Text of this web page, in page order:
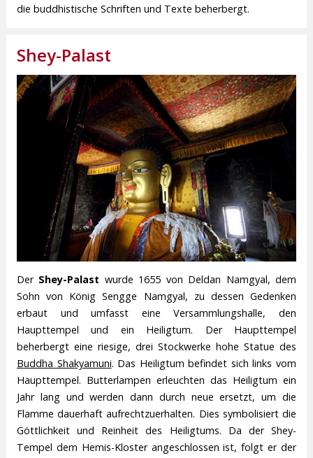
die buddhistische Schriften und Texte beherbergt.
Shey-Palast
Der Shey-Palast wurde 1655 von Deldan Namgyal, dem
Sohn von König Sengge Namgyal, zu dessen Gedenken
erbaut und umfasst eine Versammlungshalle, den
Haupttempel und ein Heiligtum. Der Haupttempel
beherbergt eine riesige, drei Stockwerke hohe Statue des
Buddha Shakyamuni. Das Heiligtum befindet sich links vom
Haupttempel. Butterlampen erleuchten das Heiligtum ein
Jahr lang und werden dann durch neue ersetzt, um die
Flamme dauerhaft aufrechtzuerhalten. Dies symbolisiert die
Göttlichkeit und Reinheit des Heiligtums. Da der Shey-
Tempel dem Hemis-Kloster angeschlossen ist, folgt er der